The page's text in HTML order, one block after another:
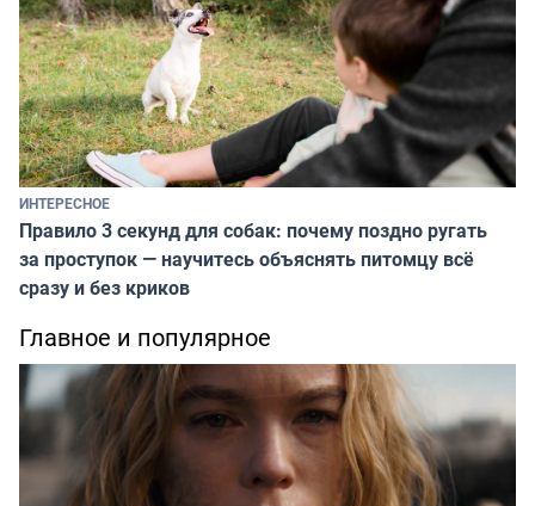
ИНТЕРЕСНОЕ
Правило 3 секунд для собак: почему поздно ругать
за проступок — научитесь объяснять питомцу всё
сразу и без криков
Главное и популярное